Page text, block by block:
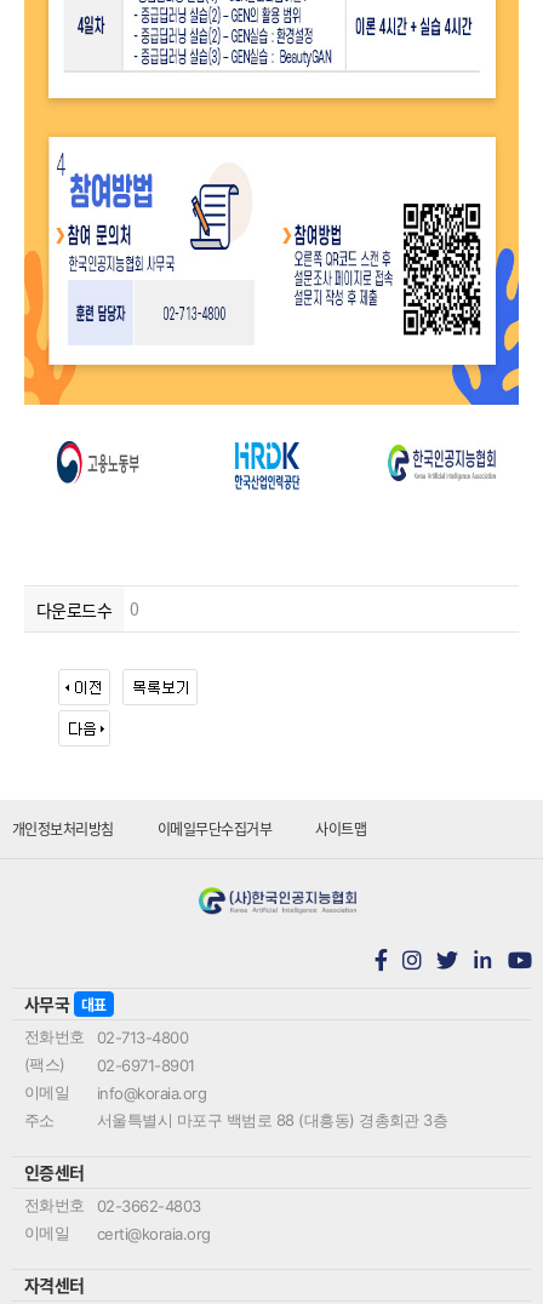
다운로드수 0
개인정보처리방침 이메일무단수집거부 사이트맵
in
사무국 대표
전화번호
02-713-4800
(팩스)
02-6971-8901
이메일
info@koraia.org
주소
서울특별시 마포구 백범로 88 (대흥동) 경총회관 3층
인증센터
전화번호
02-3662-4803
이메일
certi@koraia.org
자격센터